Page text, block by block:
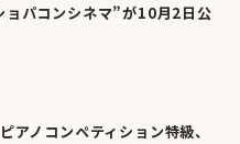
ョパコンシネマ”が10月2日公
アノコンペティション特級、